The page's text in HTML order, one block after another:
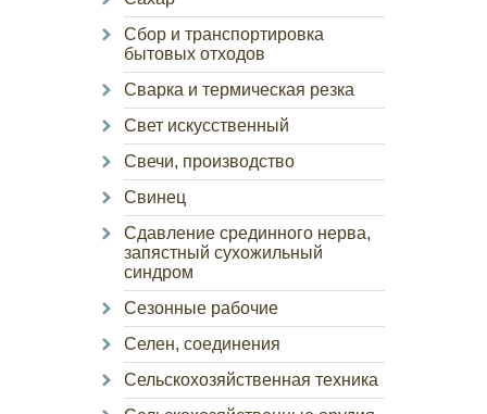
Сбор и транспортировка
бытовых отходов
Сварка и термическая резка
Свет искусственный
Свечи, производство
Свинец
Сдавление срединного нерва,
запястный сухожильный
синдром
Сезонные рабочие
Селен, соединения
Сельскохозяйственная техника